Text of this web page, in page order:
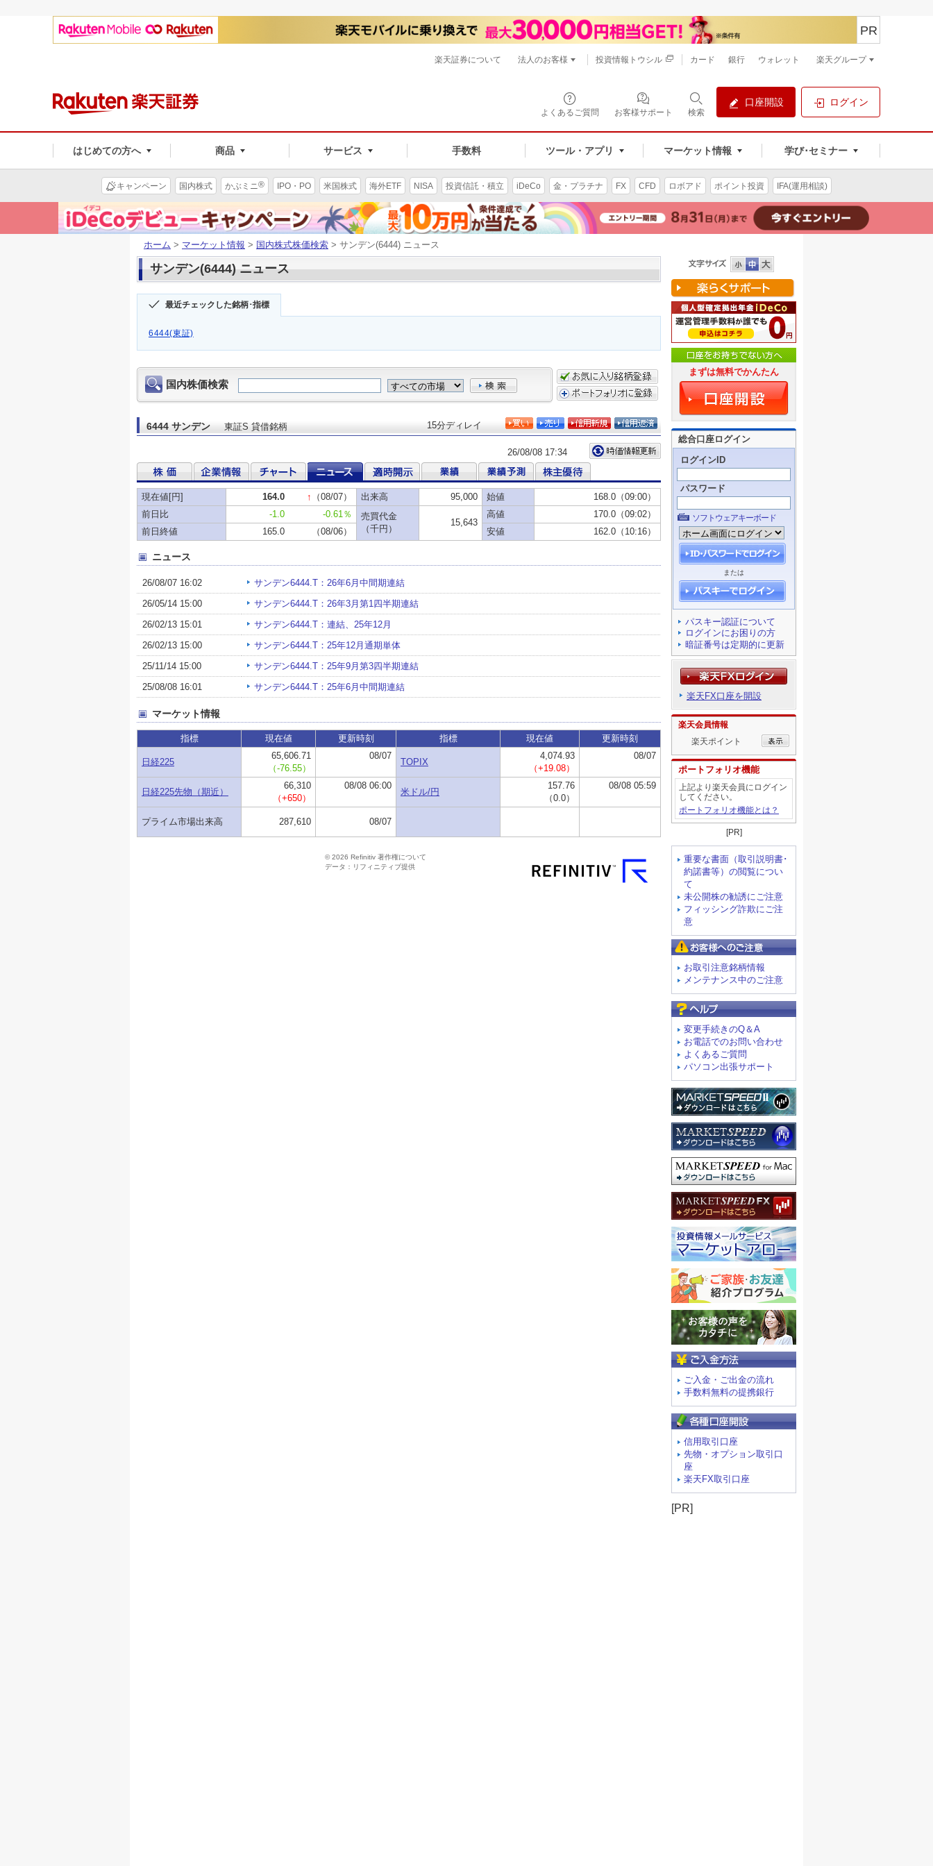
よくあるご質問 お客様サポート 検索
口座開設 ログイン
はじめての方へ 商品 サービス 手数料 ツール・アプリ マーケット情報 学び･セミナー
PR
楽天証券について 法人のお客様 投資情報トウシル カード 銀行 ウォレット 楽天グループ
キャンペーン 国内株式 かぶミニ® IPO・PO 米国株式 海外ETF NISA 投資信託・積立 iDeCo 金・プラチナ FX CFD ロボアド ポイント投資 IFA(運用相談)
ホーム > マーケット情報 > 国内株式株価検索 > サンデン(6444) ニュース
サンデン(6444) ニュース
最近チェックした銘柄･指標
6444(東証)
まずは無料でかんたん
総合口座ログイン
ログインID
パスワード
ソフトウェアキーボード
または
パスキー認証について
ログインにお困りの方
暗証番号は定期的に更新
楽天FX口座を開設
楽天会員情報
楽天ポイント
ポートフォリオ機能
上記より楽天会員にログイン
してください。
ポートフォリオ機能とは？
[PR]
重要な書面（取引説明書･
約諾書等）の閲覧につい
て
未公開株の勧誘にご注意
フィッシング詐欺にご注
意
お取引注意銘柄情報
メンテナンス中のご注意
変更手続きのQ＆A
お電話でのお問い合わせ
よくあるご質問
パソコン出張サポート
ご入金・ご出金の流れ
手数料無料の提携銀行
信用取引口座
先物・オプション取引口
座
楽天FX取引口座
[PR]